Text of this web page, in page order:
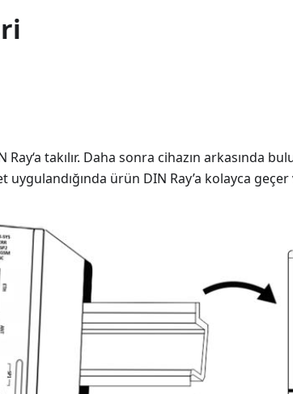
Ray‘a takılır. Daha sonra cihazın arkasında
uygulandığında ürün DIN Ray’a kolayca